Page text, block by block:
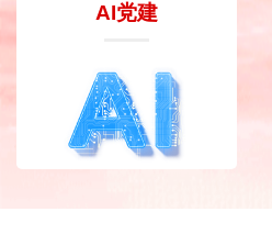
AI党建